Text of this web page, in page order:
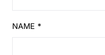
NAME *